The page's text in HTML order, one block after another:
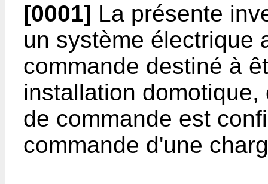
[0001] La présente
un système électrique
commande destiné à
installation
de commande est
commande d'une